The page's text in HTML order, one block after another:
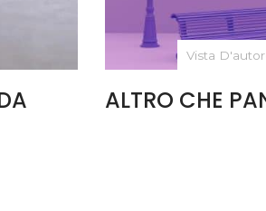
Vista
ALTRO CHE